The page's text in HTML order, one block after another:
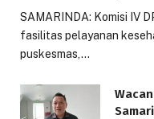
SAMARINDA: Komisi IV
fasilitas pelayanan
puskesmas,…